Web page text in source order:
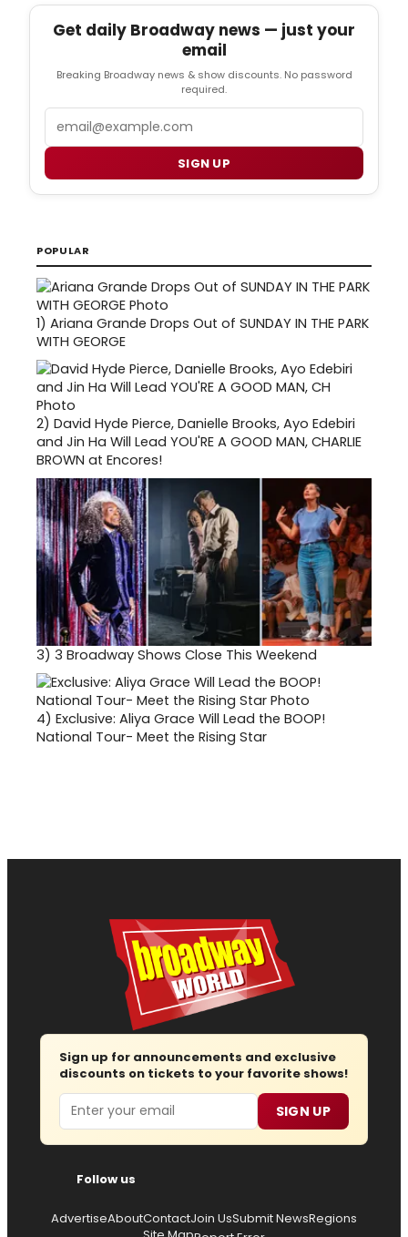
Get daily Broadway news — just your
email
Breaking Broadway news & show discounts. No password
required.
SIGN UP
POPULAR
1) Ariana Grande Drops Out of SUNDAY IN THE PARK
WITH GEORGE
2) David Hyde Pierce, Danielle Brooks, Ayo Edebiri
and Jin Ha Will Lead YOU'RE A GOOD MAN, CHARLIE
BROWN at Encores!
3) 3 Broadway Shows Close This Weekend
4) Exclusive: Aliya Grace Will Lead the BOOP!
National Tour- Meet the Rising Star
Sign up for announcements and exclusive
discounts on tickets to your favorite shows!
Email SIGN UP
Follow us
AdvertiseAboutContactJoin UsSubmit NewsRegions